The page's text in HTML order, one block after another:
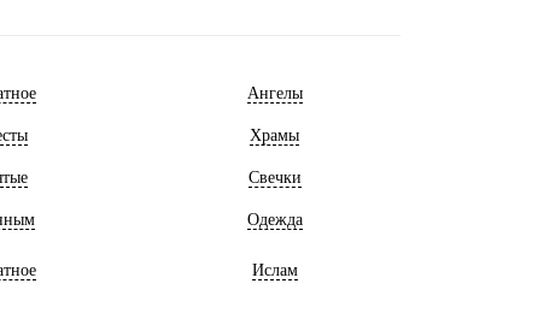
Ангелы
Храмы
Свечки
Одежда
Ислам